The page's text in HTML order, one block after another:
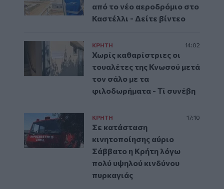
από το νέο αεροδρόμιο στο
Καστέλλι - Δείτε βίντεο
ΚΡΗΤΗ 14:02
Χωρίς καθαρίστριες οι
τουαλέτες της Κνωσού μετά
τον σάλο με τα
φιλοδωρήματα - Τί συνέβη
ΚΡΗΤΗ 17:10
Σε κατάσταση
κινητοποίησης αύριο
Σάββατο η Κρήτη λόγω
πολύ υψηλού κινδύνου
πυρκαγιάς